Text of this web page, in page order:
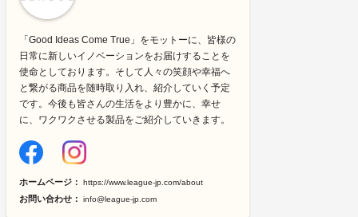
「Good Ideas Come True」をモットーに、皆様の
日常に新しいイノベーションをお届けすることを
使命としております。そして人々の笑顔や幸福へ
と繋がる商品を随時取り入れ、紹介していく予定
です。今後も皆さんの生活をより豊かに、幸せ
に、ワクワクさせる製品をご紹介していきます。
ホームページ： https://www.league-jp.com/about
お問い合わせ： info@league-jp.com